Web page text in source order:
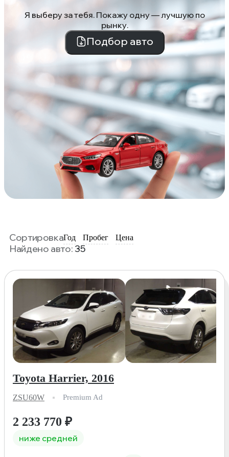
Я выберу за тебя. Покажу одну — лучшую по
рынку.
Подбор авто
СортировкаГод Пробег Цена
Найдено авто:35
Toyota Harrier, 2016
ZSU60W Premium Ad
2 233 770 ₽
ниже средней